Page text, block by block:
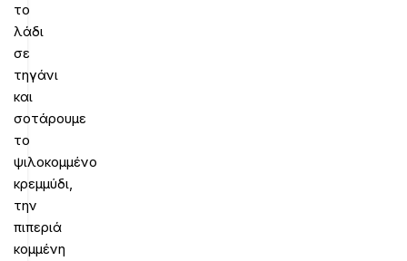
το
λάδι
σε
τηγάνι
και
σοτάρουμε
το
ψιλοκομμένο
κρεμμύδι,
την
πιπεριά
κομμένη